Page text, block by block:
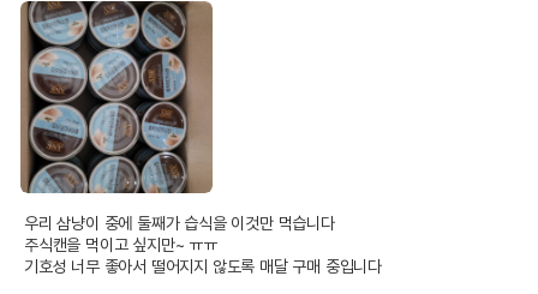
영양정보
제품표기함량
조단백질 9%
우리 삼냥이 중에 둘째가 습식을 이것만 먹습니다
주식캔을 먹이고 싶지만~ ㅠㅠ
기호성 너무 좋아서 떨어지지 않도록 매달 구매 중입니다